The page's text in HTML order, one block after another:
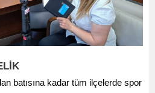
batısına kadar tüm ilçelerde spor